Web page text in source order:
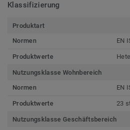
Klassifizierung
Produktart
Normen
EN
Produktwerte
Nutzungsklasse Wohnbereich
Normen
EN
Produktwerte 23
Nutzungsklasse Geschäftsbereich